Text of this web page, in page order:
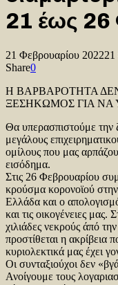
21 έως
21 Φεβρουαρίου 202221
Share0
Η ΒΑΡΒΑΡΟΤΗΤΑ
ΞΕΣΗΚΩΜΟΣ ΓΙΑ
Θα υπερασπιστούμε την
μεγάλους
ομίλους που μας
εισόδημα.
Στις 26 Φεβρουαρίου
κρούσμα κορονοϊού στην
Ελλάδα και ο
και τις οικογένειες μας.
χιλιάδες νεκρούς άπό
προστίθεται η ακρίβεια
κυριολεκτικά μας έχει
Οι συνταξιούχοι δεν
Ανοίγουμε τους